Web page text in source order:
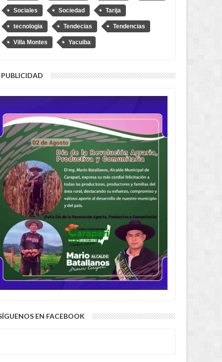
Sociales Sociedad Tarija
tecnologia Tendecias Tendencias
Villa Montes Yacuiba
PUBLICIDAD
EN FACEBOOK